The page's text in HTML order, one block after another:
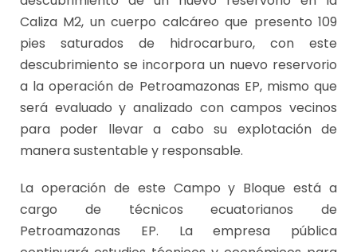
Caliza M2, un cuerpo calcáreo que presento 109
pies saturados de hidrocarburo, con este
descubrimiento se incorpora un nuevo reservorio
a la operación de Petroamazonas EP, mismo que
será evaluado y analizado con campos vecinos
para poder llevar a cabo su explotación de
manera sustentable y responsable.
La operación de este Campo y Bloque está a
cargo de técnicos ecuatorianos de
Petroamazonas EP. La empresa pública